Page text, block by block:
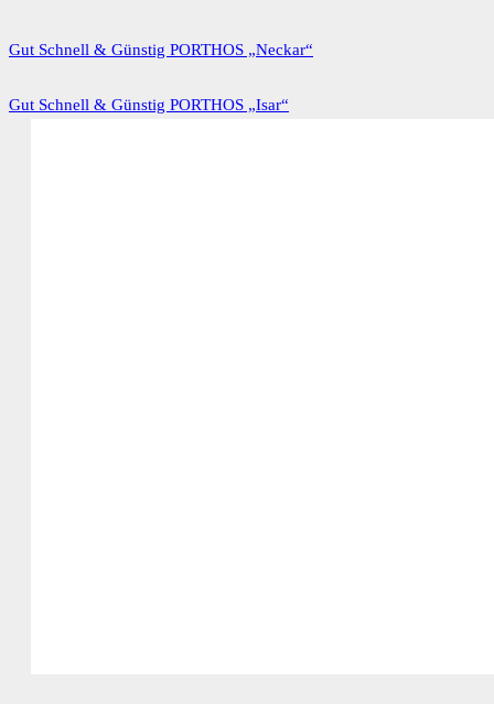
Gut Schnell & Günstig PORTHOS „Neckar“
Gut Schnell & Günstig PORTHOS „Isar“